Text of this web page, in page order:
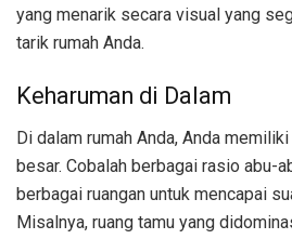
yang menarik secara visual yang
tarik rumah Anda.
Keharuman di Dalam
Di dalam rumah Anda, Anda
besar. Cobalah berbagai rasio abu-
berbagai ruangan untuk mencapai
Misalnya, ruang tamu yang